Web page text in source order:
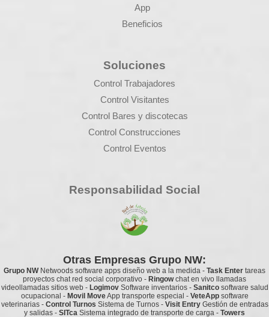
App
Beneficios
Soluciones
Control Trabajadores
Control Visitantes
Control Bares y discotecas
Control Construcciones
Control Eventos
Responsabilidad Social
Otras Empresas Grupo NW:
Grupo NW Netwoods software apps diseño web a la medida - Task Enter tareas
proyectos chat red social corporativo - Ringowchat en vivo llamadas
videollamadas sitios web- Logimov Software inventarios- Sanitco software salud
ocupacional - Movil MoveApp transporte especial - VeteAppsoftware
veterinarias- Control Turnos Sistema de Turnos- Visit Entry Gestión de entradas
y salidas - SITca Sistema integrado de transporte de carga - Towers